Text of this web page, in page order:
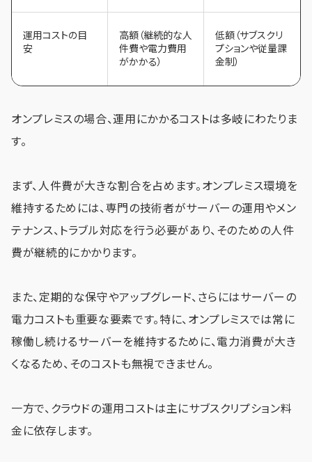
運用コストの目
安
高額（継続的な人
件費や電力費用
がかかる）
低額（サブスクリ
プションや従量課
金制）
オンプレミスの場合、運用にかかるコストは多岐にわたりま
す。
まず、人件費が大きな割合を占めます。オンプレミス環境を
維持するためには、専門の技術者がサーバーの運用やメン
テナンス、トラブル対応を行う必要があり、そのための人件
費が継続的にかかります。
また、定期的な保守やアップグレード、さらにはサーバーの
電力コストも重要な要素です。特に、オンプレミスでは常に
稼働し続けるサーバーを維持するために、電力消費が大き
くなるため、そのコストも無視できません。
一方で、クラウドの運用コストは主にサブスクリプション料
金に依存します。